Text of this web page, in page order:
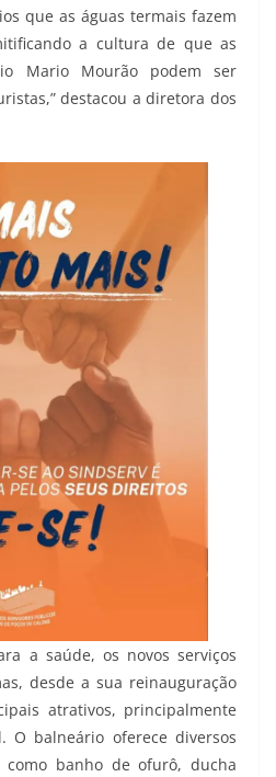
que as águas termais fazem
a cultura de que as
Mario Mourão podem ser
destacou a diretora dos
a saúde, os novos serviços
desde a sua reinauguração
atrativos, principalmente
O balneário oferece diversos
como banho de ofurô, ducha